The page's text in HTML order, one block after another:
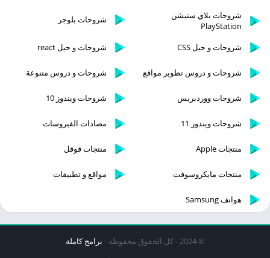
شروحات بلاي ستيشن
PlayStation
شروحات بلوجر
شروحات و حيل CSS شروحات و حيل react
شروحات و دروس تطوير مواقع شروحات و دروس متنوعة
شروحات ووردبريس شروحات ويندوز 10
شروحات ويندوز 11 مضادات الفيروسات
منتجات Apple منتجات قوقل
منتجات مايكروسوفت مواقع و تطبيقات
هواتف Samsung
© 2024 - كل الحقوق محفوظة - برامج كاملة